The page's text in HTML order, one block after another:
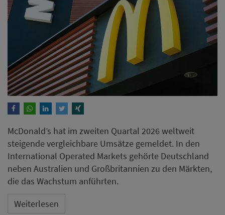
McDonald’s hat im zweiten Quartal 2026 weltweit
steigende vergleichbare Umsätze gemeldet. In den
International Operated Markets gehörte Deutschland
neben Australien und Großbritannien zu den Märkten,
die das Wachstum anführten.
Weiterlesen